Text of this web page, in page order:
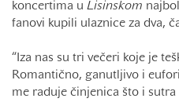
koncertima u Lisinskom
fanovi kupili ulaznice za dva,
“Iza nas su tri večeri koje je
Romantično, ganutljivo i
me raduje činjenica što i